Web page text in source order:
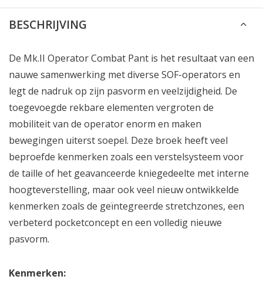
BESCHRIJVING
De Mk.II Operator Combat Pant is het resultaat van een
nauwe samenwerking met diverse SOF-operators en
legt de nadruk op zijn pasvorm en veelzijdigheid. De
toegevoegde rekbare elementen vergroten de
mobiliteit van de operator enorm en maken
bewegingen uiterst soepel. Deze broek heeft veel
beproefde kenmerken zoals een verstelsysteem voor
de taille of het geavanceerde kniegedeelte met interne
hoogteverstelling, maar ook veel nieuw ontwikkelde
kenmerken zoals de geïntegreerde stretchzones, een
verbeterd pocketconcept en een volledig nieuwe
pasvorm.
Kenmerken: